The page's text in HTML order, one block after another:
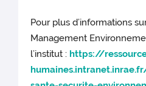
Pour plus d’informations
Management
l’institut : https://